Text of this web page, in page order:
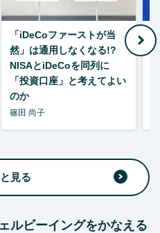
「iDeCoファーストが当
然」は通用しなくなる!?
NISAとiDeCoを同列に
「投資口座」と考えてよい
のか
篠田 尚子
見る
ルビーイングをかなえる